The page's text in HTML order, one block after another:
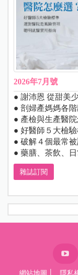
2026年7月號
● 謝沛恩 從甜美
● 剖婦產媽媽各
● 產檢與生產醫院
● 好醫師５大檢
● 破解４個最常
● 藥膳、茶飲、
雜誌訂閱
網站地圖 隱私